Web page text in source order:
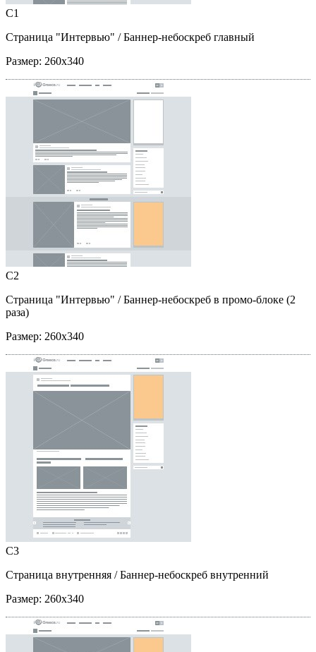
C1
Страница "Интервью" / Баннер-небоскреб главный
Размер: 260x340
C2
Страница "Интервью" / Баннер-небоскреб в промо-блоке (2
раза)
Размер: 260x340
C3
Страница внутренняя / Баннер-небоскреб внутренний
Размер: 260x340